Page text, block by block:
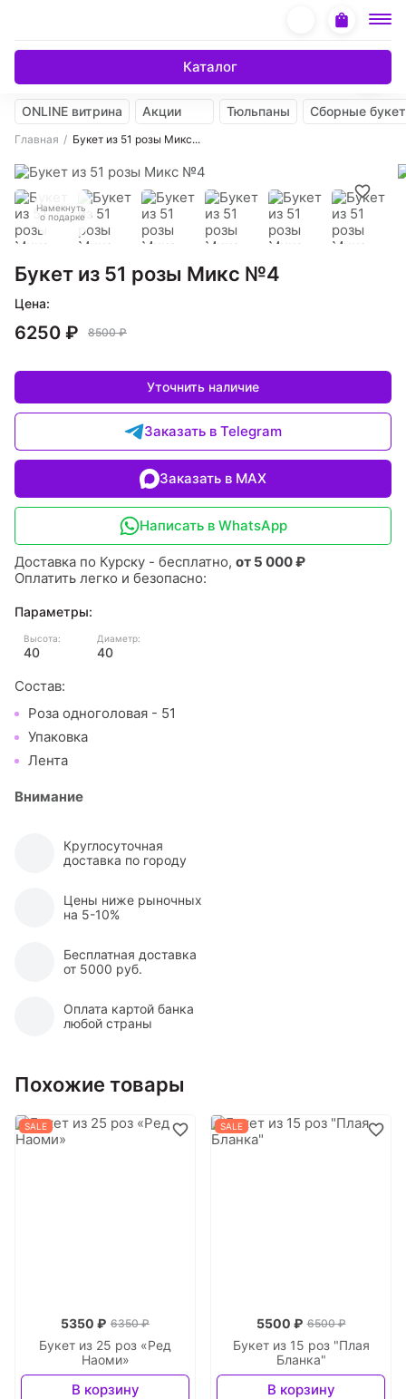
Каталог
ONLINE витрина Акции Тюльпаны Сборные
Главная Букет из 51 розы Микс...
Намекнуть
о подарке
Букет из 51 розы Микс №4
Цена:
6250 ₽ 8500 ₽
Уточнить наличие
Заказать в Telegram
Заказать в MAX
Написать в WhatsApp
Доставка по Курску - бесплатно, от 5 000 ₽
Оплатить легко и безопасно:
Параметры:
Высота:
40
Диаметр:
40
Состав:
Роза одноголовая - 51
Упаковка
Лента
Внимание
Круглосуточная
доставка по городу
Цены ниже рыночных
на 5-10%
Бесплатная доставка
от 5000 руб.
Оплата картой банка
любой страны
Похожие товары
SALE
Букет из 25 роз «Ред
Наоми»
5350 ₽ 6350 ₽
В корзину
SALE
Букет из 15 роз "Плая
Бланка"
5500 ₽ 6500 ₽
В корзину